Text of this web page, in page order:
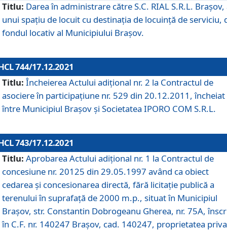
Titlu: Darea în administrare către S.C. RIAL S.R.L. Brașov,
unui spațiu de locuit cu destinația de locuință de serviciu,
fondul locativ al Municipiului Brașov.
744/17.12.2021
Titlu: Încheierea Actului adițional nr. 2 la Contractul de
asociere în participațiune nr. 529 din 20.12.2011, încheiat
între Municipiul Brașov și Societatea IPORO COM S.R.L.
743/17.12.2021
Titlu: Aprobarea Actului adiţional nr. 1 la Contractul de
concesiune nr. 20125 din 29.05.1997 având ca obiect
cedarea și concesionarea directă, fără licitație publică a
terenului în suprafață de 2000 m.p., situat în Municipiul
Brașov, str. Constantin Dobrogeanu Gherea, nr. 75A,
în C.F. nr. 140247 Brașov, cad. 140247, proprietatea